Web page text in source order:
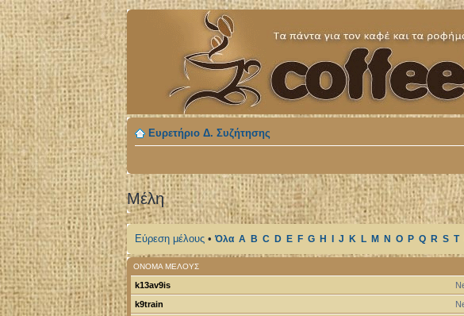
Ευρετήριο Δ. Συζήτησης
Μέλη
Εύρεση μέλους •Όλα A B C D E F G H J K L M N O P Q R S T
ΌΝΟΜΑ ΜΈΛΟΥΣ
k13av9is
k9train